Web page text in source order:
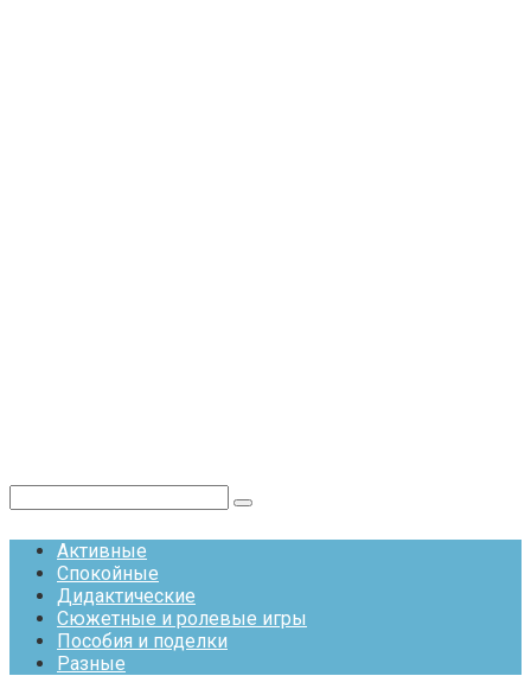
Активные
Спокойные
Дидактические
Сюжетные и ролевые игры
Пособия и поделки
Разные